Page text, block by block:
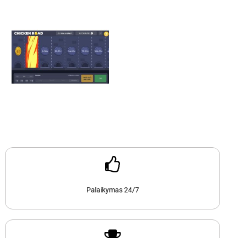
Palaikymas 24/7